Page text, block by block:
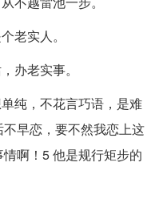
老实人。
办老实事。
纯，不花言巧语，是难
早恋，要不然我恋上这
啊！5 他是规行矩步的